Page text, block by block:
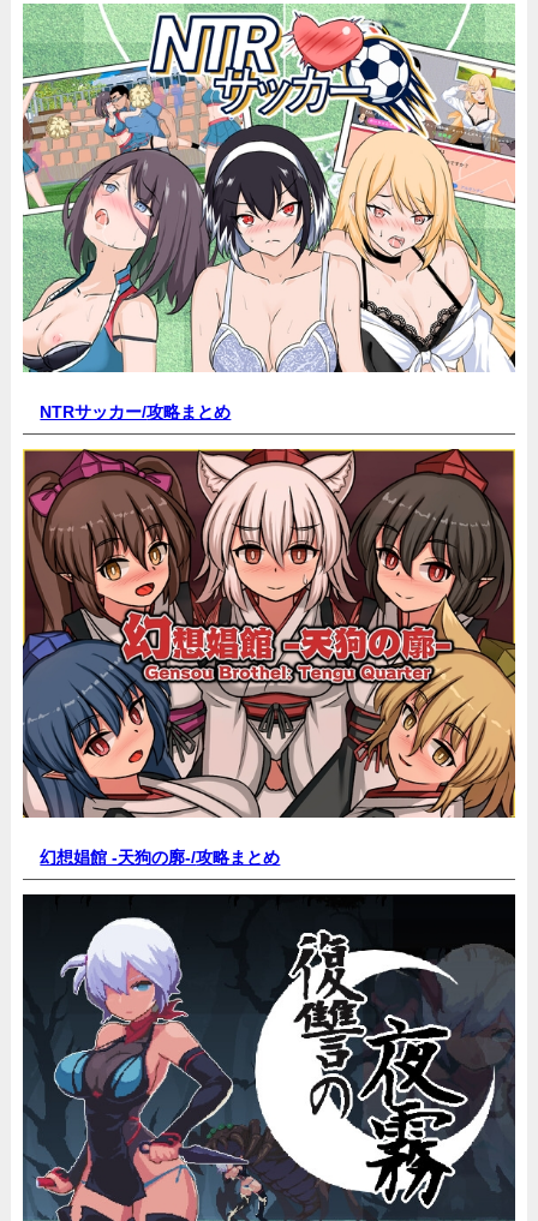
NTRサッカー/攻略まとめ
幻想娼館 -天狗の廓-/攻略まとめ